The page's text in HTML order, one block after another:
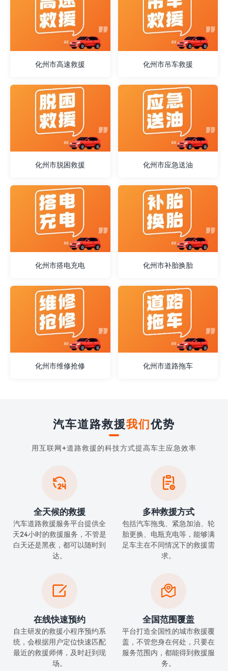
化州市高速救援 化州市吊车救援
化州市脱困救援 化州市应急送油
化州市搭电充电 化州市补胎换胎
化州市维修抢修 化州市道路拖车
汽车道路救援我们优势
用互联网+道路救援的科技方式提高车主应急效率

全天候的救援
汽车道路救援服务平台提供全
天24小时的救援服务，不管是
白天还是黑夜，都可以随时到
达。

多种救援方式
包括汽车拖曳、紧急加油、轮
胎更换、电瓶充电等，能够满
足车主在不同情况下的救援需
求。

在线快速预约
自主研发的救援小程序预约系
统，会根据用户定位快速匹配
最近的救援师傅，及时赶到现
场。

全国范围覆盖
平台打造全国性的城市救援覆
盖，不管您身在何处，只要在
服务范围内，都能得到救援服
务。